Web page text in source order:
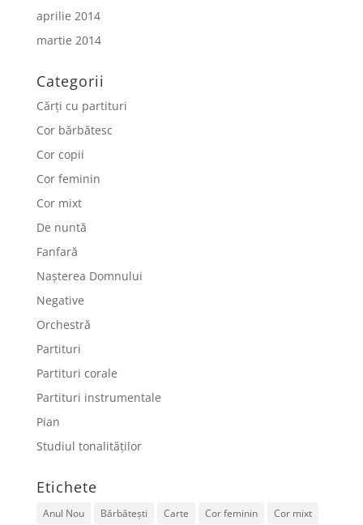
aprilie 2014
martie 2014
Categorii
Cărți cu partituri
Cor bărbătesc
Cor copii
Cor feminin
Cor mixt
De nuntă
Fanfară
Nașterea Domnului
Negative
Orchestră
Partituri
Partituri corale
Partituri instrumentale
Pian
Studiul tonalităților
Etichete
Anul Nou Bărbătești Carte Cor feminin Cor mixt